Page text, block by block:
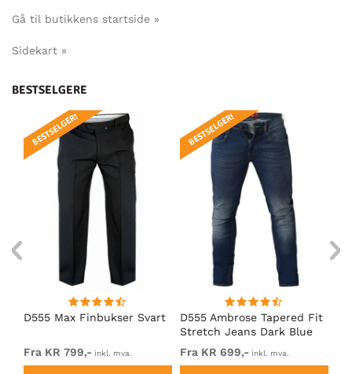
Gå til butikkens startside »
Sidekart »
BESTSELGERE
D555 Max Finbukser Svart
BESTSELGER!
Fra KR 799,- inkl. mva.
D555 Ambrose Tapered Fit
Stretch Jeans Dark Blue
BESTSELGER!
Fra KR 699,- inkl. mva.